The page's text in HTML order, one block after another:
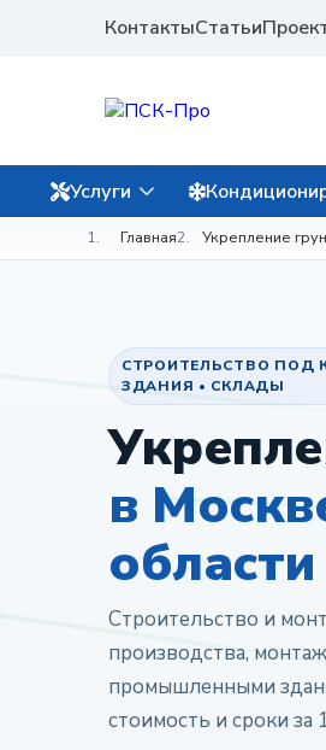
КонтактыСтатьи
Услуги
Главная Укрепление
СТРОИТЕЛЬСТВО ПОД
ЗДАНИЯ • СКЛАДЫ
в
области
Строительство и
производства,
промышленными
стоимость и сроки за